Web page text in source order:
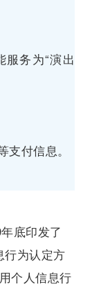
服务为“演出
付信息。
底印发了
行为认定方
个人信息行